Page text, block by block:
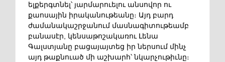
ելքերգտնել՝ յարմարուելու անսովոր ու
քաոսային իրականութեանը։ Այդ բարդ
ժամանակաշրջանում մասնագիտութեամբ
բանասէր, կենսաթոշակառու Լենա
Գալստյանը բացայայտեց իր ներսում մինչ
այդ թաքնուած մի աշխարհ՝ նկարչութիւնը։